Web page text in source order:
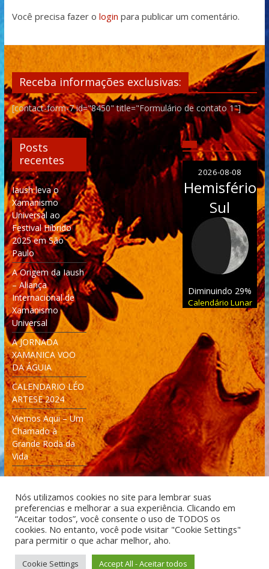
Você precisa fazer o login para publicar um comentário.
Receba informações exclusivas:
[contact-form-7 id="8450" title="Formulário de contato 1"]
Posts
recentes
Iaush leva o
Xamanismo
Universal ao
Festival Híbrido
2025 em São
Paulo
A Origem da Iaush
– Aliança
Internacional de
Xamanismo
Universal
A JORNADA
XAMANICA VOO
DA ÁGUIA
CALENDARIO LÉO
ARTESE 2024
Viemos Aqui – Um
Chamado à
Grande Roda da
Vida
2026-08-08
Hemisfério
Sul
Diminuindo 29%
Calendário Lunar
Desenvolvido: Moleculas4D - Engenharia Espacial e
Tecnologia [moleculas4d.com.br]
Nós utilizamos cookies no site para lembrar suas
preferencias e melhorar a sua experiência. Clicando em
“Aceitar todos”, você consente o uso de TODOS os
cookies. No entanto, você pode visitar "Cookie Settings"
para permitir o que achar melhor, aho.
Cookie Settings Accept All - Aceitar todos